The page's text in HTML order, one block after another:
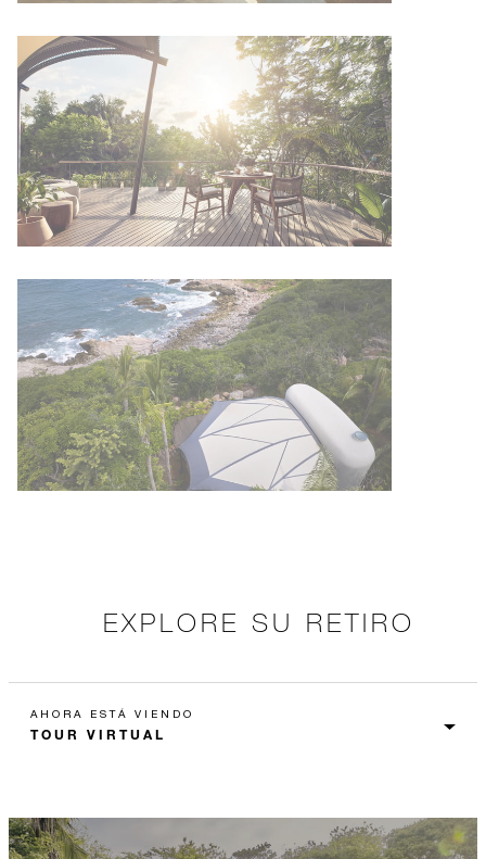
EXPLORE SU RETIRO
AHORA ESTÁ VIENDO